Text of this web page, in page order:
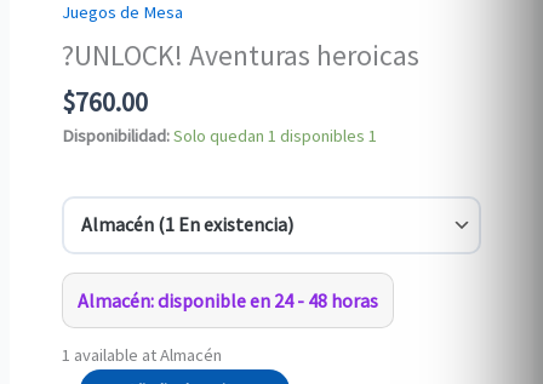
Juegos de Mesa
?UNLOCK! Aventuras heroicas
$760.00
Disponibilidad:Solo quedan 1 disponibles 1
Almacén: disponible en 24 - 48 horas
1 available at Almacén